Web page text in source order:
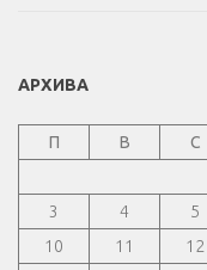
АРХИВА
П
В С
3
4 5
10
11 12